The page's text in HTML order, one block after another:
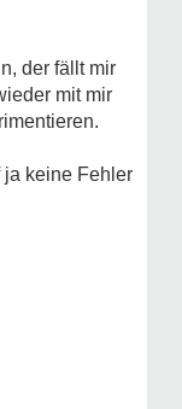
der fällt mir
mit mir
ja keine Fehler